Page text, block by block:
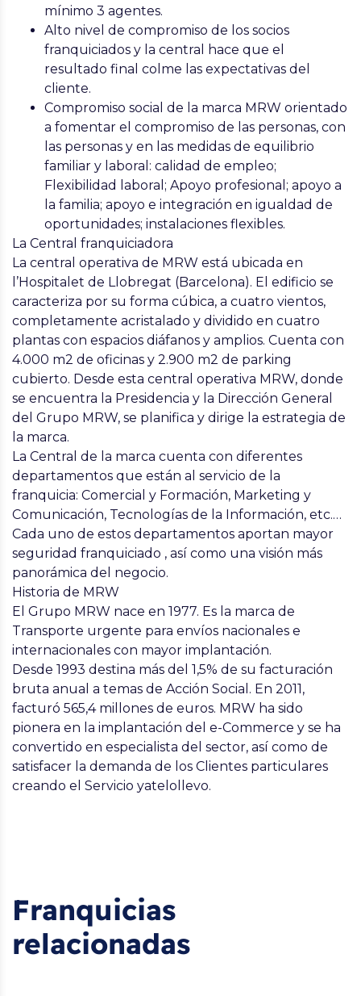
mínimo 3 agentes.
Alto nivel de compromiso de los socios
franquiciados y la central hace que el
resultado final colme las expectativas del
cliente.
Compromiso social de la marca MRW orientado
a fomentar el compromiso de las personas, con
las personas y en las medidas de equilibrio
familiar y laboral: calidad de empleo;
Flexibilidad laboral; Apoyo profesional; apoyo a
la familia; apoyo e integración en igualdad de
oportunidades; instalaciones flexibles.
La Central franquiciadora
La central operativa de MRW está ubicada en
l’Hospitalet de Llobregat (Barcelona). El edificio se
caracteriza por su forma cúbica, a cuatro vientos,
completamente acristalado y dividido en cuatro
plantas con espacios diáfanos y amplios. Cuenta con
4.000 m2 de oficinas y 2.900 m2 de parking
cubierto. Desde esta central operativa MRW, donde
se encuentra la Presidencia y la Dirección General
del Grupo MRW, se planifica y dirige la estrategia de
la marca.
La Central de la marca cuenta con diferentes
departamentos que están al servicio de la
franquicia: Comercial y Formación, Marketing y
Comunicación, Tecnologías de la Información, etc.…
Cada uno de estos departamentos aportan mayor
seguridad franquiciado , así como una visión más
panorámica del negocio.
Historia de MRW
El Grupo MRW nace en 1977. Es la marca de
Transporte urgente para envíos nacionales e
internacionales con mayor implantación.
Desde 1993 destina más del 1,5% de su facturación
bruta anual a temas de Acción Social. En 2011,
facturó 565,4 millones de euros. MRW ha sido
pionera en la implantación del e-Commerce y se ha
convertido en especialista del sector, así como de
satisfacer la demanda de los Clientes particulares
creando el Servicio yatelollevo.
Franquicias
relacionadas